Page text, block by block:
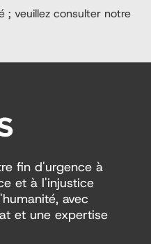
; veuillez consulter notre
fin d'urgence à
et à l'injustice
avec
et une expertise